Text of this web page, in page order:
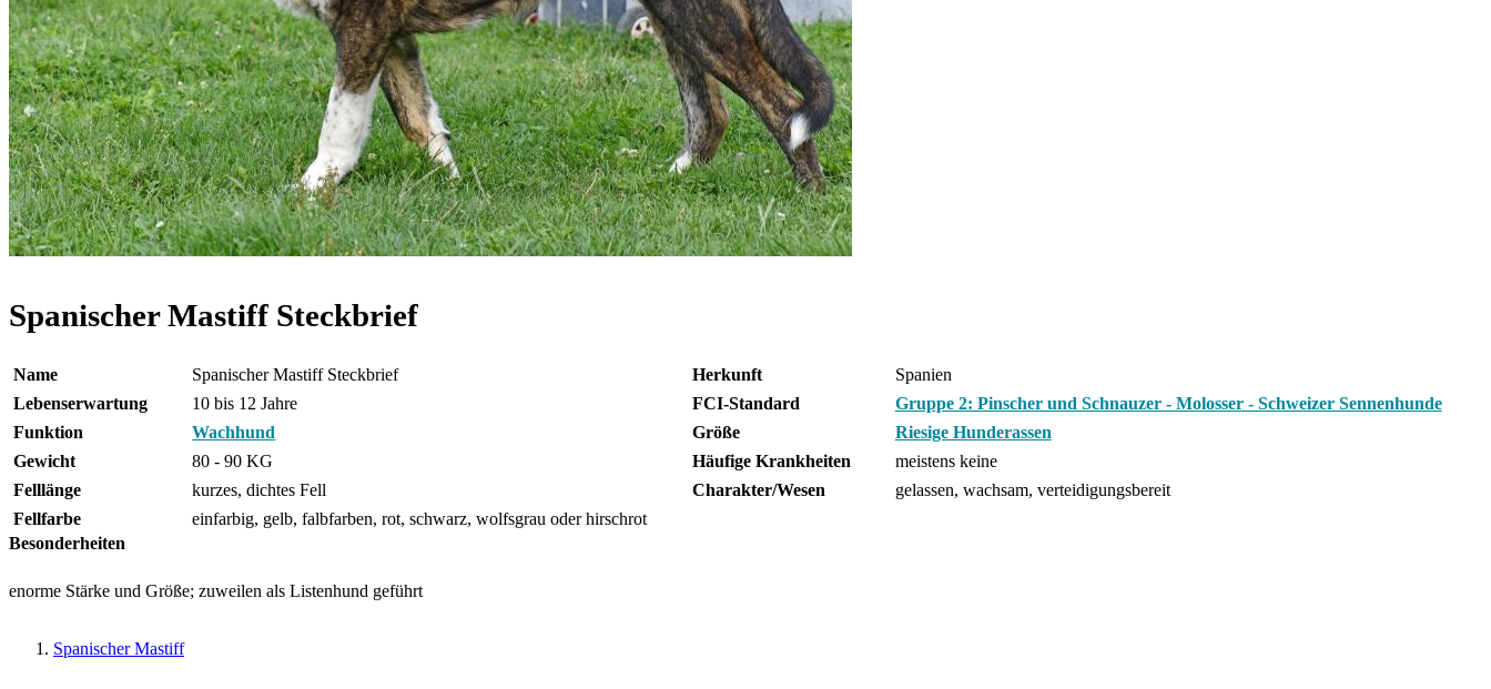
Spanischer Mastiff Steckbrief
Name Spanischer Mastiff Steckbrief Herkunft
Spanien
Lebenserwartung
10 bis 12 Jahre FCI-Standard
Gruppe 2: Pinscher und Schnauzer - Molosser - Schweizer Sennenhunde
Funktion
Wachhund Größe
Riesige Hunderassen
Gewicht
80 - 90 KG Häufige Krankheiten
meistens keine
Felllänge
kurzes, dichtes Fell Charakter/Wesen
gelassen, wachsam, verteidigungsbereit
Fellfarbe
einfarbig, gelb, falbfarben, rot, schwarz, wolfsgrau oder hirschrot
Besonderheiten
enorme Stärke und Größe; zuweilen als Listenhund geführt
Spanischer Mastiff